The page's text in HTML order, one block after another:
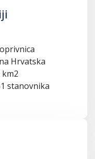
Hrvatska
km2
stanovnika